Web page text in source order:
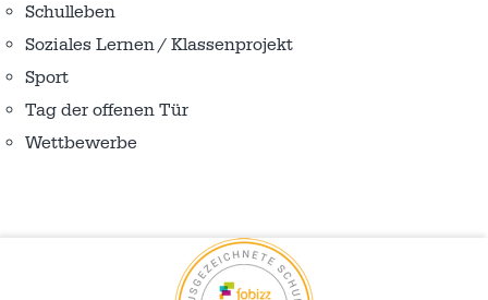
Schulleben
Soziales Lernen / Klassenprojekt
Sport
Tag der offenen Tür
Wettbewerbe